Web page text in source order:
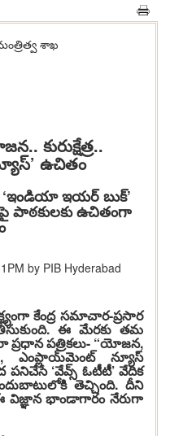
శాఖ
కురుక్షేత్ర..
ఉచితం
‘ఇండియా ఇయర్ బుక్‌’
పాఠకులకు ఉచితంగా
by PIB Hyderabad
కేంద్ర సమాచార-ప్రసార
ఈ మేరకు తమ
ప్రధాన పత్రికలు- “యోజన,
ఎంప్లాయ్‌మెంట్ న్యూస్‌
పనిచేసే ‘వేవ్స్ ఓటీటీ’ వేదిక
తెచ్చింది. దీని
ఈ విజ్ఞాన భాండాగారం నేరుగా